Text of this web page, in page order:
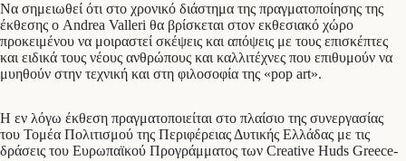
Να σημειωθεί ότι στο χρονικό διάστημα της πραγματοποίησης της
έκθεσης ο Andrea Valleri θα βρίσκεται στον εκθεσιακό χώρο
προκειμένου να μοιραστεί σκέψεις και απόψεις με τους επισκέπτες
και ειδικά τους νέους ανθρώπους και καλλιτέχνες που επιθυμούν να
μυηθούν στην τεχνική και στη φιλοσοφία της «pop art».
Η εν λόγω έκθεση πραγματοποιείται στο πλαίσιο της συνεργασίας
του Τομέα Πολιτισμού της Περιφέρειας Δυτικής Ελλάδας με τις
δράσεις του Ευρωπαϊκού Προγράμματος των Creative Huds Greece-